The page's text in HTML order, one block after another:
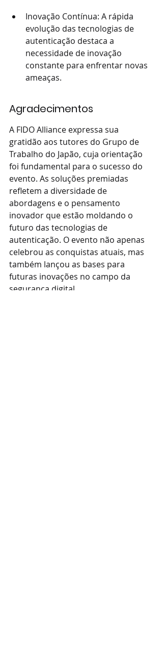
Inovação Contínua: A rápida
evolução das tecnologias de
autenticação destaca a
necessidade de inovação
constante para enfrentar novas
ameaças.
Agradecimentos
A FIDO Alliance expressa sua
gratidão aos tutores do Grupo de
Trabalho do Japão, cuja orientação
foi fundamental para o sucesso do
evento. As soluções premiadas
refletem a diversidade de
abordagens e o pensamento
inovador que estão moldando o
futuro das tecnologias de
autenticação. O evento não apenas
celebrou as conquistas atuais, mas
também lançou as bases para
futuras inovações no campo da
segurança digital.